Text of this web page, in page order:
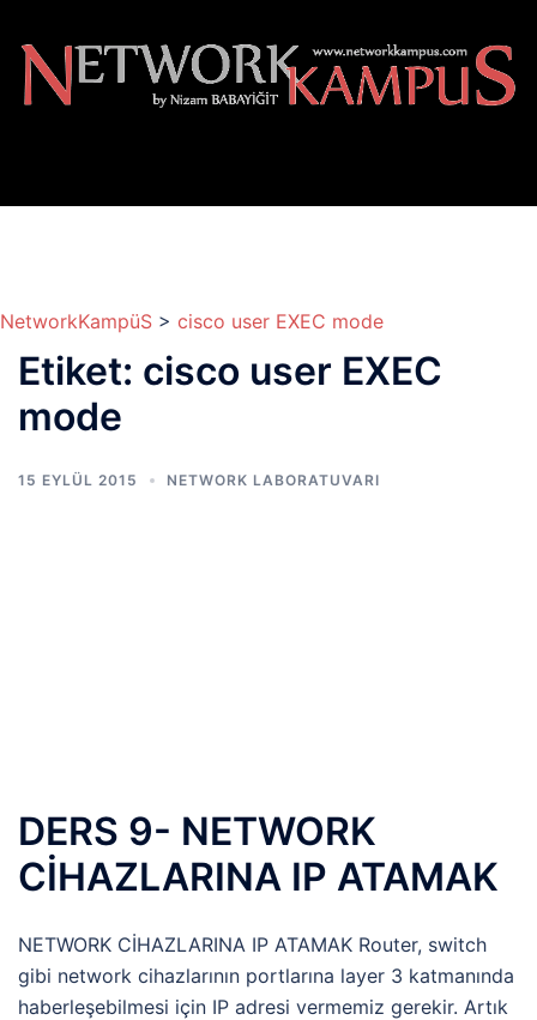
atla
NetworkKampüS > cisco user EXEC mode
Etiket: cisco user EXEC
mode
15 EYLÜL 2015 NETWORK LABORATUVARI
DERS 9- NETWORK
CİHAZLARINA IP ATAMAK
NETWORK CİHAZLARINA IP ATAMAK Router, switch
gibi network cihazlarının portlarına layer 3 katmanında
haberleşebilmesi için IP adresi vermemiz gerekir. Artık